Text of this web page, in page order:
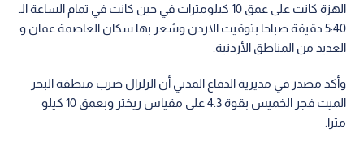
الهزة كانت على عمق 10 كيلومترات في حين كانت في تمام الساعة الـ
5:40 دقيقة صباحا بتوقيت الاردن وشعر بها سكان العاصمة عمان و
العديد من المناطق الأردنية.
وأكد مصدر في مديرية الدفاع المدني أن الزلزال ضرب منطقة البحر
الميت فجر الخميس بقوة 4.3 على مقياس ريختر وبعمق 10 كيلو
مترا.